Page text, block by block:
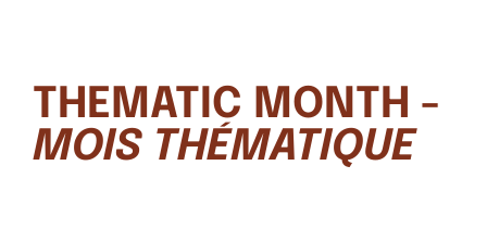
THEMATIC MONTH -
MOIS THÉMATIQUE